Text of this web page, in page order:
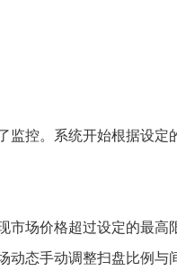
监控。系统开始根据设
市场价格超过设定的最
态手动调整扫盘比例与